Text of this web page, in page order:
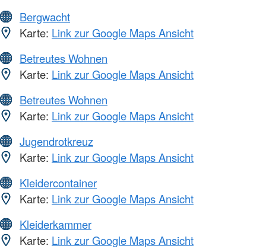
Bergwacht
Karte: Link zur Google Maps Ansicht
Betreutes Wohnen
Karte: Link zur Google Maps Ansicht
Betreutes Wohnen
Karte: Link zur Google Maps Ansicht
Jugendrotkreuz
Karte: Link zur Google Maps Ansicht
Kleidercontainer
Karte: Link zur Google Maps Ansicht
Kleiderkammer
Karte: Link zur Google Maps Ansicht